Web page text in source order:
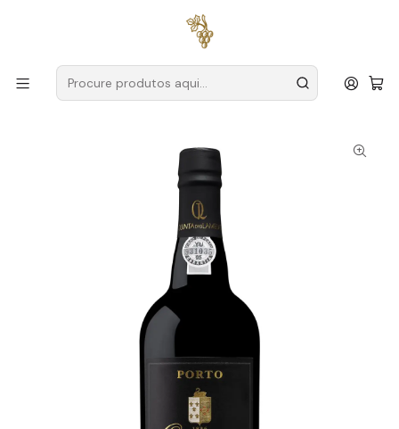
para encomendas a partir de
Produtores Douro
Quinta das Lamelas
Quinta das Lamelas Porto Vintage 2006 75cl